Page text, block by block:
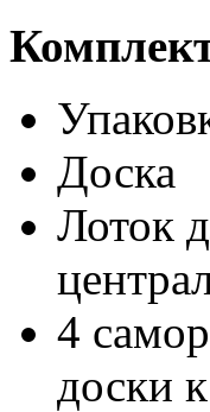
Доска
Лоток
4
доски